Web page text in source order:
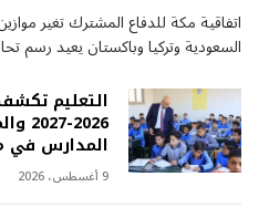
اتفاقية مكة للدفاع المشترك تغير
السعودية وتركيا وباكستان يعيد رسم
التعليم
المدارس في
9 أغسطس، 2026